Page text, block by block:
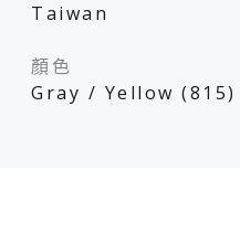
Taiwan
顏色
Gray / Yellow (815)